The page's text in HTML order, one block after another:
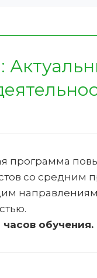
программа
со средним
.
обучения.